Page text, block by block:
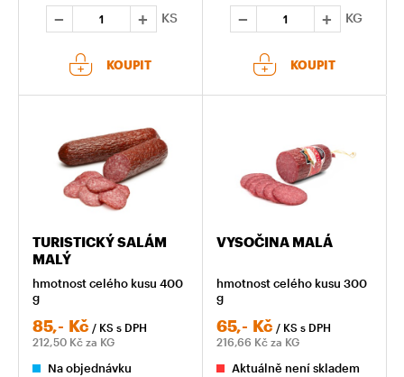
KS
KOUPIT
KG
KOUPIT
TURISTICKÝ SALÁM
MALÝ
hmotnost celého kusu 400
g
85,- Kč / KS s DPH
212,50 Kč za KG
Na objednávku
VYSOČINA MALÁ
hmotnost celého kusu 300
g
65,- Kč / KS s DPH
216,66 Kč za KG
Aktuálně není skladem